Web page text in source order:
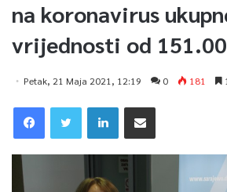
na koronavirus
vrijednosti od
Petak, 21 Maja 2021, 12:19 0 181